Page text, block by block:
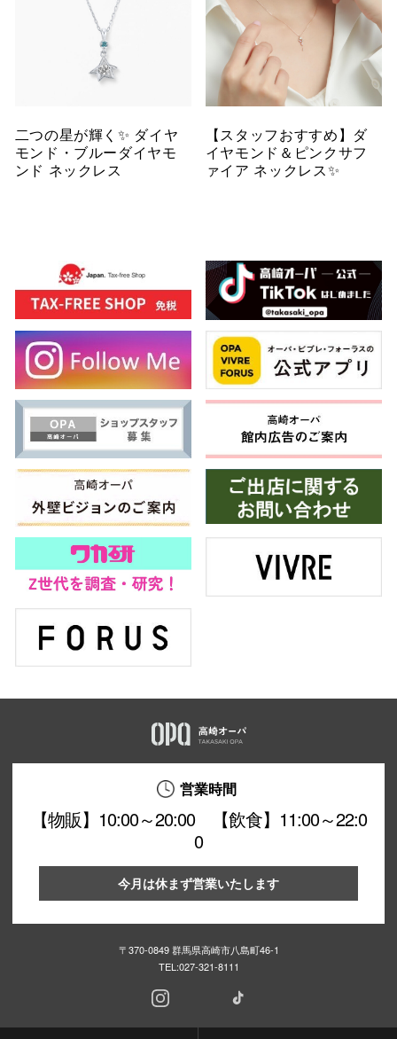
二つの星が輝く✨ ダイヤ
モンド・ブルーダイヤモ
ンド ネックレス
【スタッフおすすめ】ダ
イヤモンド＆ピンクサフ
ァイア ネックレス✨
営業時間
【物販】10:00～20:00 【飲食】11:00～22:0
0
今月は休まず営業いたします
〒370-0849 群馬県高崎市八島町46-1
TEL:027-321-8111